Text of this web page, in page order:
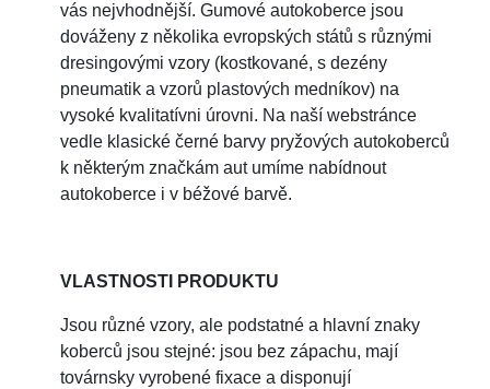
vás nejvhodnější. Gumové autokoberce jsou
dováženy z několika evropských států s různými
dresingovými vzory (kostkované, s dezény
pneumatik a vzorů plastových medníkov) na
vysoké kvalitatívni úrovni. Na naší webstránce
vedle klasické černé barvy pryžových autokoberců
k některým značkám aut umíme nabídnout
autokoberce i v béžové barvě.
VLASTNOSTI PRODUKTU
Jsou různé vzory, ale podstatné a hlavní znaky
koberců jsou stejné: jsou bez zápachu, mají
továrnsky vyrobené fixace a disponují